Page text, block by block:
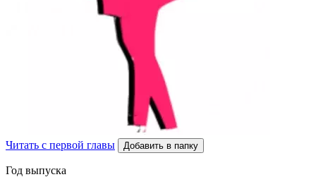
Читать с первой главы Добавить в папку
Год выпуска